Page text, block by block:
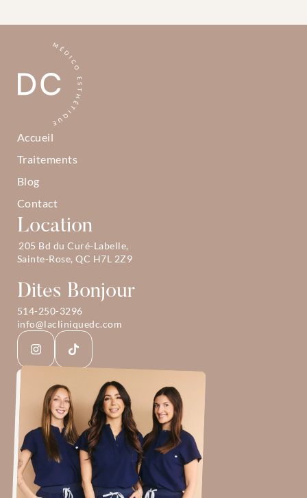
Accueil
Traitements
Blog
Contact
Location
205 Bd du Curé-Labelle,
Sainte-Rose, QC H7L 2Z9
Dites Bonjour
514-250-3296
info@lacliniquedc.com